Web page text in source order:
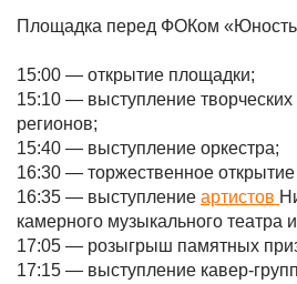
Площадка перед ФОКом
15:00 — открытие площадки;
15:10 — выступление творческих
регионов;
15:40 — выступление оркестра;
16:30 — торжественное открытие
16:35 — выступление артистов
камерного музыкального театра
17:05 — розыгрыш памятных
17:15 — выступление кавер-